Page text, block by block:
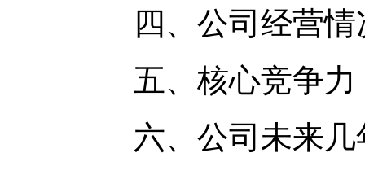
四、公司经营情况
五、核心竞争力
六、公司未来几年